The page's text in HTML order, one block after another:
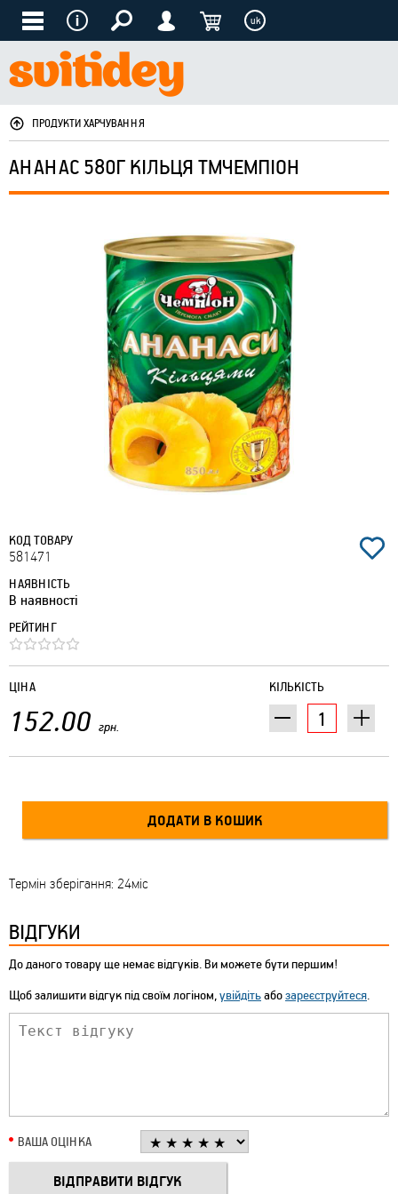
uk
ПРОДУКТИ ХАРЧУВАННЯ
АНАНАС 580Г КІЛЬЦЯ ТМЧЕМПІОН
КОД ТОВАРУ
581471
НАЯВНІСТЬ
В наявності
РЕЙТИНГ
КІЛЬКІСТЬ
ЦІНА
152.00 грн.
Термін зберігання: 24міс
ВІДГУКИ
До даного товару ще немає відгуків. Ви можете бути першим!
Щоб залишити відгук під своїм логіном,увійдітьабозареєструйтеся.
ВАША ОЦІНКА